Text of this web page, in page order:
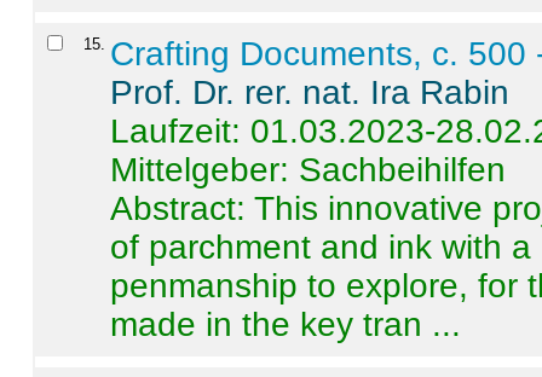
15 Crafting Documents, c. 500
Prof. Dr. rer. nat. Ira Rabin
Laufzeit: 01.03.2023-
Mittelgeber: Sachbeihilfen
Abstract:This innovative
of parchment and ink with
penmanship to explore, for
made in the key tran ...